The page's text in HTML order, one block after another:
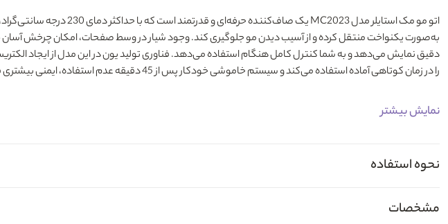
اتو مو مک استایلر مدل MC2023
یک صاف‌کننده حرفه‌ای و
دقیق نمایش می‌دهد و به شما کنترل کامل هنگام استفاده می‌دهد. فناوری تولید یون در این مدل از ایجاد
را در زمان کوتاهی آماده استفاده می‌کند و سیستم خاموشی خودکار پس از 45 دقیقه عدم استفاده، ایمنی بیشتری فراهم می‌سازد. اتو مو مک استایلر انتخابی مناسب برای استفاده شخصی است.
نمایش بیشتر
نحوه استفاده
مشخصات